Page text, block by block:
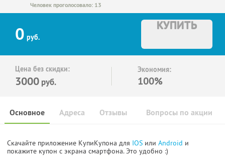
Человек проголосовало: 13
0 руб.
КУПИТЬ
Цена без скидки:
3000 руб.
Экономия:
100%
Основное Отзывы Вопросы по акции
Адреса
Скачайте приложение КупиКупона для IOS или Android и
покажите купон с экрана смартфона. Это удобно :)